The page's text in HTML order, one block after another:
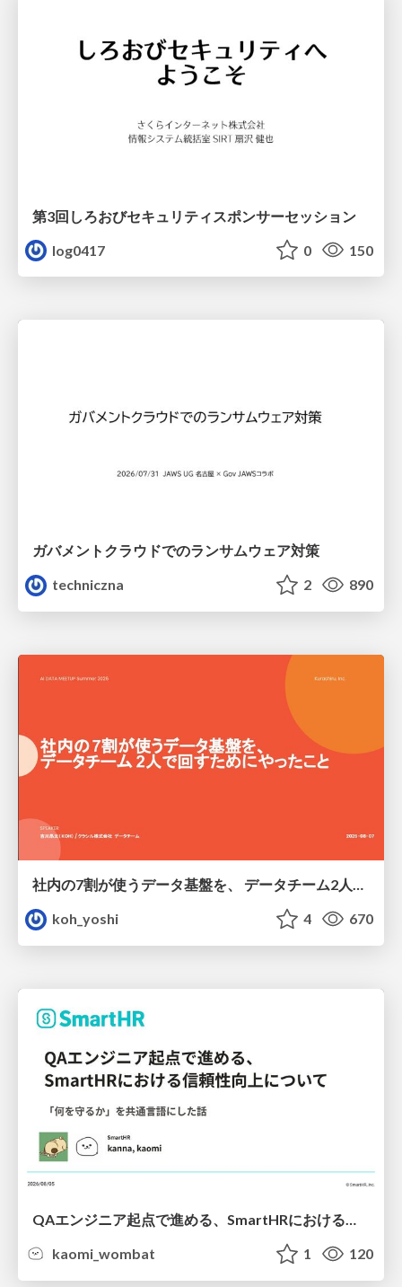
第3回しろおびセキュリティスポンサーセッション
log0417
0 150
ガバメントクラウドでのランサムウェア対策
techniczna
2 890
社内の7割が使うデータ基盤を、 データチーム2人で回すためにやったこと
koh_yoshi
4 670
kaomi_wombat
1 120